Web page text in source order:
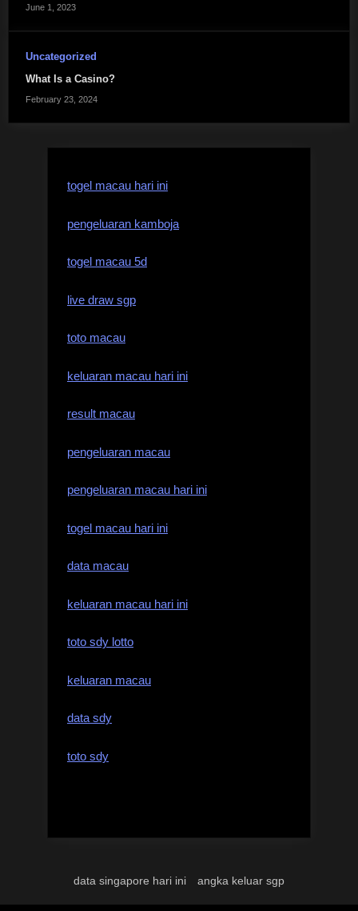
June 1, 2023
Uncategorized
What Is a Casino?
February 23, 2024
togel macau hari ini
pengeluaran kamboja
togel macau 5d
live draw sgp
toto macau
keluaran macau hari ini
result macau
pengeluaran macau
pengeluaran macau hari ini
togel macau hari ini
data macau
keluaran macau hari ini
toto sdy lotto
keluaran macau
data sdy
toto sdy
data singapore hari ini angka keluar sgp